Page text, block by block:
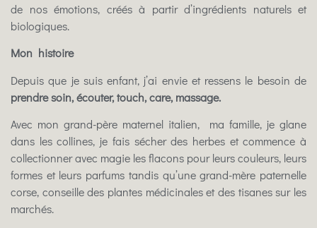
de nos émotions, créés à partir d’ingrédients naturels et
biologiques.
Mon histoire
Depuis que je suis enfant, j’ai envie et ressens le besoin de
prendre soin, écouter,touch, care, massage.
Avec mon grand-père maternel italien, ma famille, je glane
dans les collines, je fais sécher des herbes et commence à
collectionner avec magie les flacons pour leurs couleurs, leurs
formes et leurs parfums tandis qu’une grand-mère paternelle
corse, conseille des plantes médicinales et des tisanes sur les
marchés.